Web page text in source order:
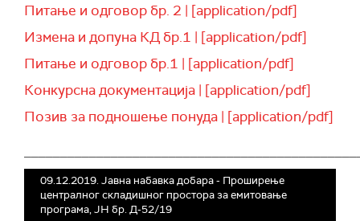
Питање и одговор бр. 2 | [application/pdf]
Измена и допуна КД бр.1 | [application/pdf]
Питање и одговор бр.1 | [application/pdf]
Конкурсна документација | [application/pdf]
Позив за подношење понуда | [application/pdf]
09.12.2019. Јавна набавка добара - Проширење
централног складишног простора за емитовање
програма, ЈН бр. Д-52/19